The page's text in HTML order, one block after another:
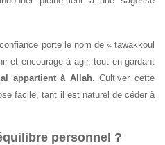
porte le nom de « tawakkoul
et encourage à agir, tout en gardant
appartient à Allah . Cultiver cette
facile, tant il est naturel de céder à
personnel ?